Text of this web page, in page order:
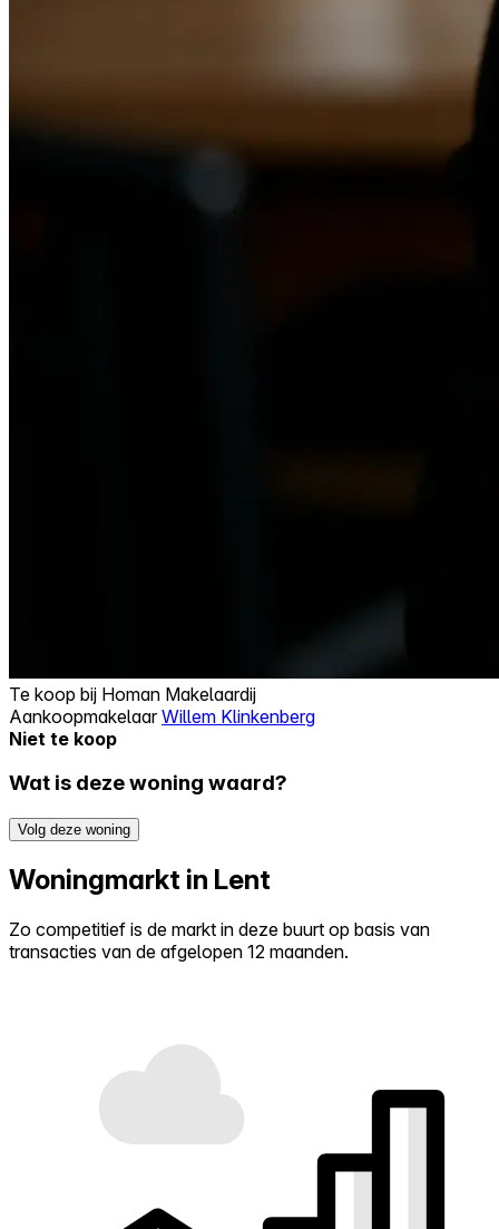
Te koop bij Homan Makelaardij
AankoopmakelaarWillem Klinkenberg
Niet te koop
Wat is deze woning waard?
Volg deze woning
Woningmarkt in Lent
Zo competitief is de markt in deze buurt op basis van
transacties van de afgelopen 12 maanden.